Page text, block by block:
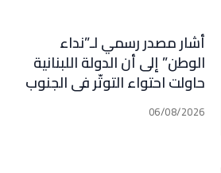
أشار مصدر رسمي لـ”نداء
الوطن” إلى أن الدولة اللبنانية
حاولت احتواء التوتّر في الجنوب
عبر إجراء سلسلة اتصالات
دبلوماسية وأمنية، لكن عدم
06/08/2026